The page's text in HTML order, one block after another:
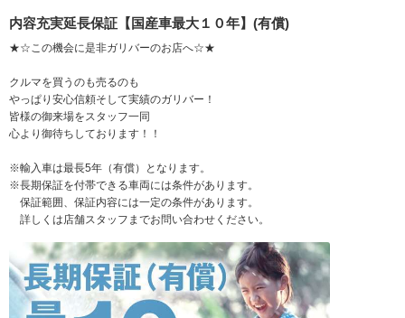
内容充実延長保証【国産車最大１０年】(有償)
★☆この機会に是非ガリバーのお店へ☆★
クルマを買うのも売るのも
やっぱり安心信頼そして実績のガリバー！
皆様の御来場をスタッフ一同
心より御待ちしております！！
※輸入車は最長5年（有償）となります。
※長期保証を付帯できる車両には条件があります。
保証範囲、保証内容には一定の条件があります。
詳しくは店舗スタッフまでお問い合わせください。